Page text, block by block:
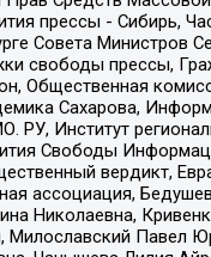
прессы - Сибирь,
Совета Министров
свободы прессы,
Общественная
Сахарова,
РУ, Институт
Свободы
вердикт,
ассоциация,
Николаевна,
Милославский Павел